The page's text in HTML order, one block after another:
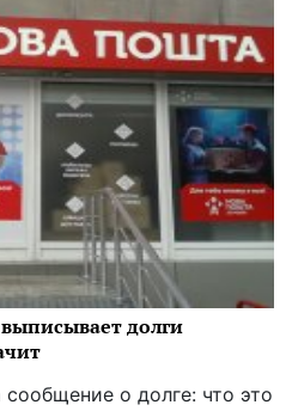
долги
о долге: что это